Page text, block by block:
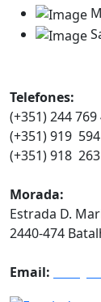
Telefones:
(+351) 244
(+351) 919
(+351) 918
Morada:
Estrada D.
2440-474
Email: